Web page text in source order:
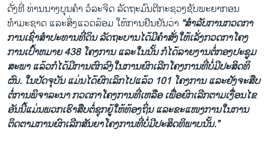
ດັ່ງທີ່ ທ່ານນາງບຸນຄຳ ວໍລະຈິດ ລັດຖະມົນຕີກະຊວງຊັບພະຍາກອນ
ທຳມະຊາດ ແລະສິ່ງແວດລ້ອມ ໃຫ້ການຢືນຢັນວ່າ “ສຳລັບການກວດກາ
ການເຊົ່າສຳປະທານທີ່ດິນ ລັດຖະບານໄດ້ມີຄຳສັ່ງໃຫ້ເລັ່ງກວດກາໂຄງ
ການເປົ້າຫມາຍ 438 ໂຄງການ ແລະໃນນັ້ນ ກໍໄດ້ລາຍງານຕໍ່ກອງປະຊູມ
ສະພາ ແລ້ວກໍໄດ້ມີການຕົກລົງໃນ​ການ​ຍົກ​ເລີກໂຄງການທີ່ບໍ່ມີປະສິດທິ
ຜົນ. ໃນປັດຈຸບັນ ແມ່ນໄດ້ຍົກເລິກໄປແລ້ວ 101 ໂຄງ​ການ ແລະ​ຢັງຈະສືບ​
ຕໍ່ການ​ພິ​ຈາ​ລະ​ນາ ກວດກາໂຄງການທີ່ເຫລືອ ​ເພື່ອ​ຍົກ​ເລີກ​ຕາມ​ເງື່ອນ​ໄຂ​
ອັນ​ນີ້ແມ່ນ​ພວກເຮົາສືບຕໍ່ຊຸກຍູ້ໃຫ້ທ້ອງຖິ່ນ ແລະຂະແໜງການໃນການ
ຕິດຕາມການຍົກເລີກສັນຍາໂຄງການທີ່ບໍ່ມີປະສິດທິພາບນັ້ນ.”